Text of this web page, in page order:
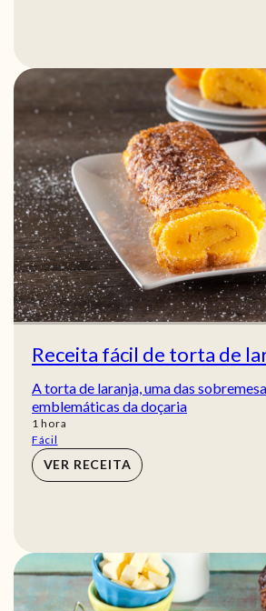
Receita fácil de torta de
A torta de laranja, uma das
emblemáticas da doçaria
1 hora
hora
Fácil
VER RECEITA